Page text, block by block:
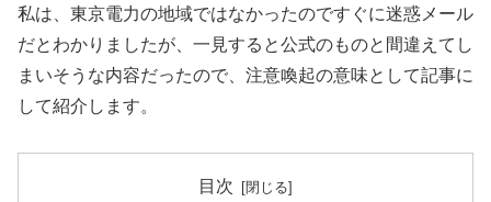
私は、東京電力の地域ではなかったのですぐに迷惑メール
だとわかりましたが、一見すると公式のものと間違えてし
まいそうな内容だったので、注意喚起の意味として記事に
して紹介します。
目次